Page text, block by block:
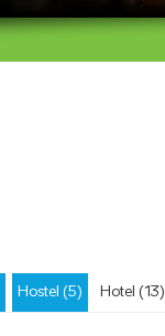
Hostel (5) Hotel (13)